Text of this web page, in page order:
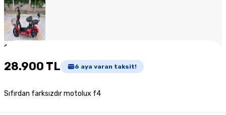
1
28.900 TL 6 aya varan taksit!
Sıfırdan farksızdır motolux f4